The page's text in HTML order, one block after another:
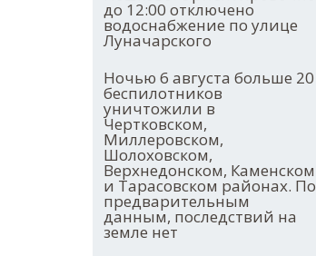
до 12:00 отключено
водоснабжение по улице
Луначарского
Ночью 6 августа больше 20
беспилотников
уничтожили в
Чертковском,
Миллеровском,
Шолоховском,
Верхнедонском, Каменском
и Тарасовском районах. По
предварительным
данным, последствий на
земле нет